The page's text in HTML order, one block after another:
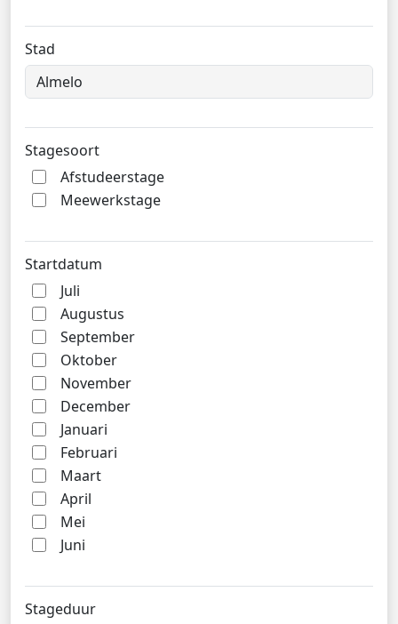
Stad
Stagesoort
Afstudeerstage
Meewerkstage
Startdatum
Juli
Augustus
September
Oktober
November
December
Januari
Februari
Maart
April
Mei
Juni
Stageduur